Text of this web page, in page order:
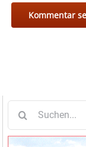
nach: